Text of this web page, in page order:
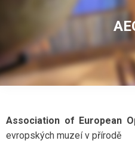
Association of European
evropských muzeí v přírodě